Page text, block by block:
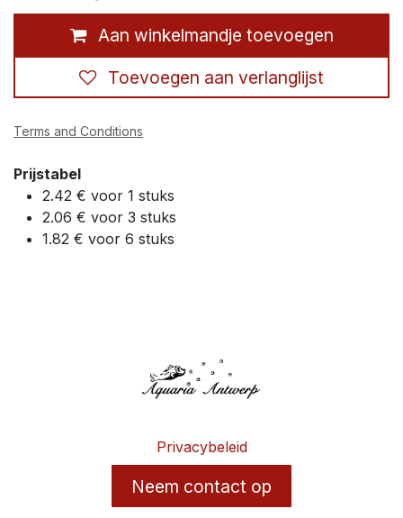
Aan winkelmandje toevoegen
Toevoegen aan verlanglijst
Terms and Conditions
Prijstabel
2.42 € voor 1 stuks
2.06 € voor 3 stuks
1.82 € voor 6 stuks
Privacybeleid
Neem contact op